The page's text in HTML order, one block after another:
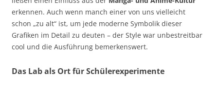
erkennen. Auch wenn manch einer von uns vielleicht
schon „zu alt“ ist, um jede moderne Symbolik dieser
Grafiken im Detail zu deuten – der Style war unbestreitbar
cool und die Ausführung bemerkenswert.
Das Lab als Ort für Schülerexperimente